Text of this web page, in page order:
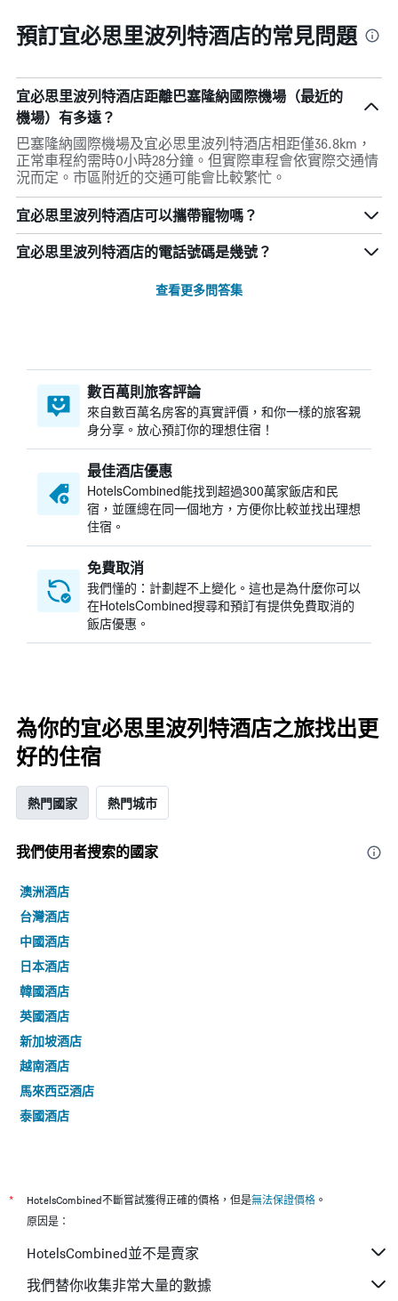
預訂宜必思里波列特酒店的常見問題
宜必思里波列特酒店距離巴塞隆納國際機場（最近的
機場）有多遠？
巴塞隆納國際機場及宜必思里波列特酒店相距僅36.8km，
正常車程約需時0小時28分鐘。但實際車程會依實際交通情
況而定。市區附近的交通可能會比較繁忙。
宜必思里波列特酒店可以攜帶寵物嗎？
宜必思里波列特酒店的電話號碼是幾號？
查看更多問答集
數百萬則旅客評論
來自數百萬名房客的真實評價，和你一樣的旅客親
身分享。放心預訂你的理想住宿！
最佳酒店優惠
HotelsCombined​能找到超過300萬家飯店和民
宿，並匯總在同一個地方，方便你比較並找出理想
住宿。
免費取消
我們懂的：計劃趕不上變化。這也是為什麼你可以
在HotelsCombined搜尋和預訂有提供免費取消的
飯店優惠。
為你的宜必思里波列特酒店之旅找出更
好的住宿
熱門國家 熱門城市
我們使用者搜索的國家
澳洲酒店
台灣酒店
中國酒店
日本酒店
韓國酒店
英國酒店
新加坡酒店
越南酒店
馬來西亞酒店
泰國酒店
* HotelsCombined不斷嘗試獲得正確的價格，但是無法保證價格 。
原因是：
HotelsCombined並不是賣家
我們替你收集非常大量的數據